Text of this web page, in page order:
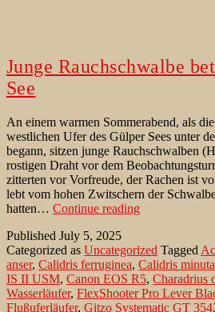
Junge Rauchschwalbe
See
An einem warmen Sommerabend, als
westlichen Ufer des Gülper Sees unter
begann, sitzen junge Rauchschwalben
rostigen Draht vor dem
zitterten vor Vorfreude, der Rachen ist
lebt vom hohen Zwitschern der
hatten… Continue readingJunge
am
Gülper
See
Published July 5, 2025
Categorized as Uncategorized Tagged
anser, Calidris ferruginea, Calidris minuta
IS II USM, Canon EOS R5, Charadrius
Wasserläufer, FlexShooter Pro Lever
Flußuferläufer, Gitzo Systematic GT